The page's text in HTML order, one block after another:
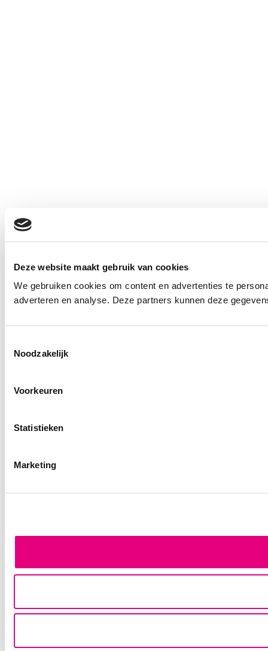
Deze website maakt gebruik van cookies
We gebruiken cookies om content en advertenties te
adverteren en analyse. Deze partners kunnen deze
Noodzakelijk
Voorkeuren
Statistieken
Marketing